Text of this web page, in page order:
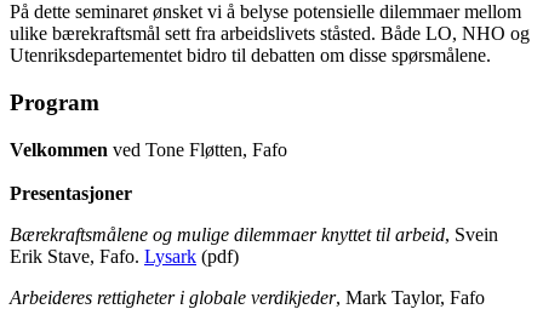
På dette seminaret ønsket vi å belyse potensielle dilemmaer mellom
ulike bærekraftsmål sett fra arbeidslivets ståsted. Både LO, NHO og
Utenriksdepartementet bidro til debatten om disse spørsmålene.
Program
Velkommen ved Tone Fløtten, Fafo
Presentasjoner
Bærekraftsmålene og mulige dilemmaer knyttet til arbeid, Svein
Erik Stave, Fafo. Lysark (pdf)
Arbeideres rettigheter i globale verdikjeder, Mark Taylor, Fafo